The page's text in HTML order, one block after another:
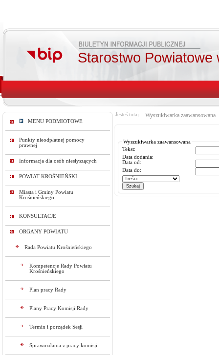
Starostwo Powiatowe
MENU PODMIOTOWE
Punkty nieodpłatnej pomocy
prawnej
Informacja dla osób niesłyszących
POWIAT KROŚNIEŃSKI
Miasta i Gminy Powiatu
Krośnieńskiego
KONSULTACJE
ORGANY POWIATU
Rada Powiatu Krośnieńskiego
Kompetencje Rady Powiatu
Krośnieńskiego
Plan pracy Rady
Plany Pracy Komisji Rady
Termin i porządek Sesji
Sprawozdania z pracy komisji
Jesteś tutaj: Wyszukiwarka zaawansowana
Wyszukiwarka zaawansowana
Tekst:
Data dodania:
Data od:
Data do: